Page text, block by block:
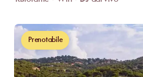
Prenotabile